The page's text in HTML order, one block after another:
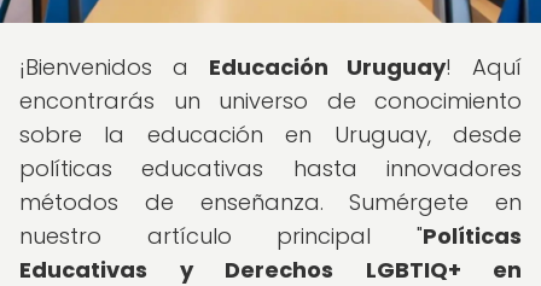
¡Bienvenidos a Educación Uruguay! Aquí
encontrarás un universo de conocimiento
sobre la educación en Uruguay, desde
políticas educativas hasta innovadores
métodos de enseñanza. Sumérgete en
nuestro artículo principal "Políticas
Educativas y Derechos LGBTIQ+ en